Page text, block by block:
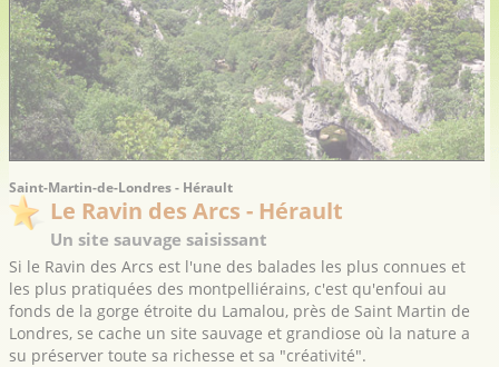
Saint-Martin-de-Londres - Hérault
Le Ravin des Arcs - Hérault
Un site sauvage saisissant
Si le Ravin des Arcs est l'une des balades les plus connues et
les plus pratiquées des montpelliérains, c'est qu'enfoui au
fonds de la gorge étroite du Lamalou, près de Saint Martin de
Londres, se cache un site sauvage et grandiose où la nature a
su préserver toute sa richesse et sa "créativité".